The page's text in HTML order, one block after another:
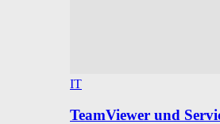
IT
TeamViewer und